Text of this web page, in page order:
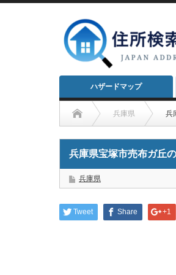
ハザードマップ
兵庫県 兵
兵庫県宝塚市売布ガ丘
兵庫県
Tweet Share +1